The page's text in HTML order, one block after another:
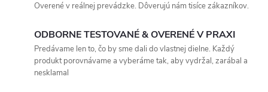
Overené v reálnej prevádzke. Dôverujú nám tisíce zákazníkov.
ODBORNE TESTOVANÉ & OVERENÉ V PRAXI
Predávame len to, čo by sme dali do vlastnej dielne. Každý
produkt porovnávame a vyberáme tak, aby vydržal, zarábal a
nesklamal